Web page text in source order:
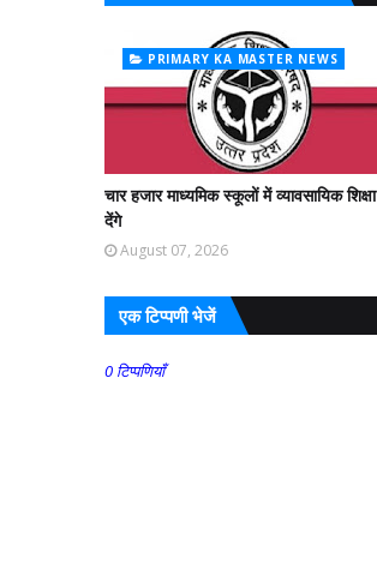
PRIMARY KA MASTER NEWS
चार हजार माध्यमिक स्कूलों में व्यावसायिक शिक्षा
देंगे
August 07, 2026
एक टिप्पणी भेजें
0 टिप्पणियाँ